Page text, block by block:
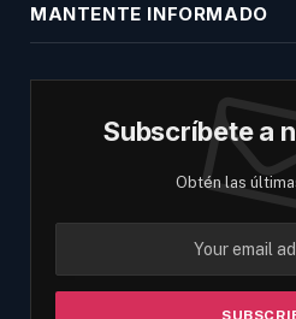
MANTENTE INFORMADO
Subscríbete a
Obtén las